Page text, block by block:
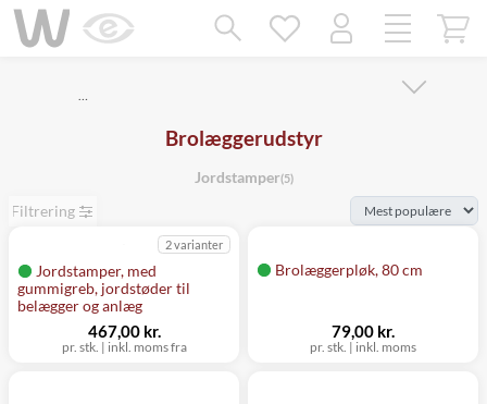
…
Brolæggerudstyr
Jordstamper(5)
Filtrering
Jordstamper, med
gummigreb, jordstøder til
belægger og anlæg
2 varianter
pr. stk. | inkl. moms fra
467,00 kr.
Brolæggerpløk, 80 cm
pr. stk. | inkl. moms
79,00 kr.
Mangler chatten?
Ret samtykke!